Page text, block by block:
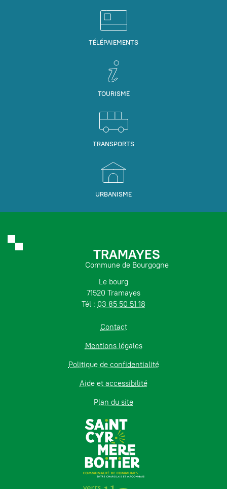
TÉLÉPAIEMENTS
TOURISME
TRANSPORTS
URBANISME
TRAMAYES
Commune de Bourgogne
Le bourg
71520 Tramayes
Tél : 03 85 50 51 18
Contact
Mentions légales
Politique de confidentialité
Aide et accessibilité
Plan du site